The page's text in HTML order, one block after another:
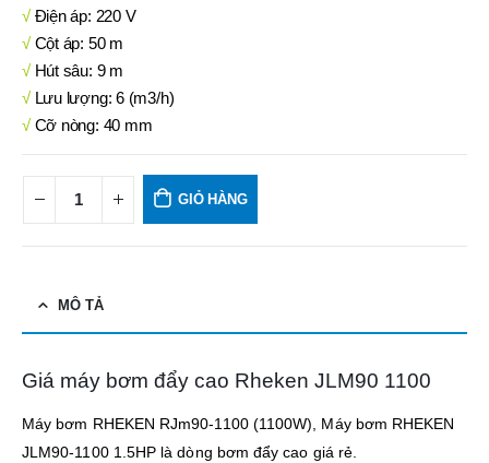
√Điện áp: 220 V
√Cột áp: 50 m
√Hút sâu: 9 m
√Lưu lượng: 6 (m3/h)
√Cỡ nòng: 40 mm
GIỎ HÀNG
MÔ TẢ
Giá máy bơm đẩy cao Rheken JLM90 1100
Máy bơm RHEKEN RJm90-1100 (1100W), Máy bơm RHEKEN
JLM90-1100 1.5HP là dòng bơm đẩy cao giá rẻ.